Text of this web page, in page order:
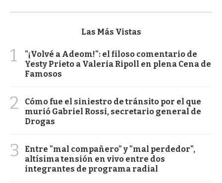
Las Más Vistas
1
"¡Volvé a Adeom!": el filoso comentario de
Yesty Prieto a Valeria Ripoll en plena Cena de
Famosos
2
Cómo fue el siniestro de tránsito por el que
murió Gabriel Rossi, secretario general de
Drogas
3
Entre "mal compañero" y "mal perdedor",
altísima tensión en vivo entre dos
integrantes de programa radial